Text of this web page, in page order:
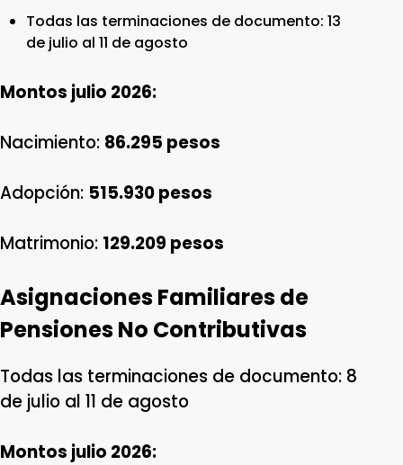
Todas las terminaciones de documento: 13
de julio al 11 de agosto
Montos julio 2026:
Nacimiento: 86.295 pesos
Adopción: 515.930 pesos
Matrimonio: 129.209 pesos
Asignaciones Familiares de
Pensiones No Contributivas
Todas las terminaciones de documento: 8
de julio al 11 de agosto
Montos julio 2026: